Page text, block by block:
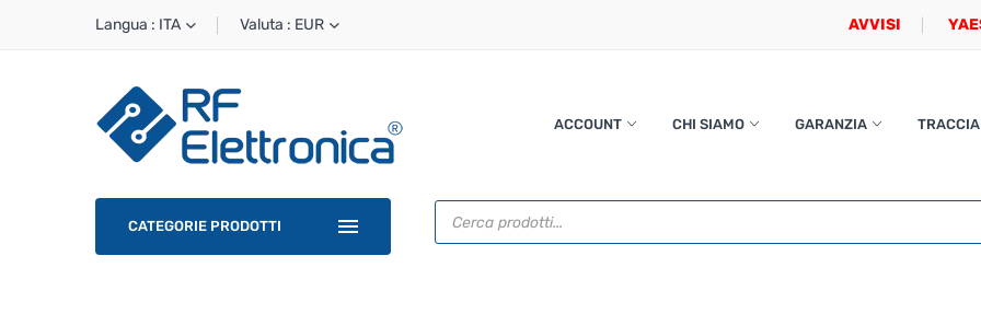
Langua : ITA Valuta : EUR AVVISI
ACCOUNT CHI SIAMO GARANZIA
CATEGORIE PRODOTTI
Ricerca
prodotti